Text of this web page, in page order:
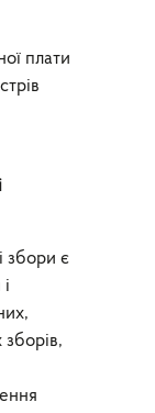
плати
збори є